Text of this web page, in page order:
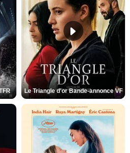
Le Triangle d'or Bande-annonce VF